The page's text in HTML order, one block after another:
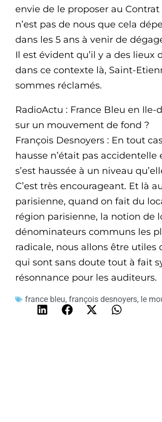
envie de le proposer au
n’est pas de nous que cela
dans les 5 ans à venir de
Il est évident qu’il y a des
dans ce contexte là, Saint-
sommes réclamés.
RadioActu : France Bleu en
sur un mouvement de fond ?
François Desnoyers : En tout
hausse n’était pas
s’est haussée à un niveau
C’est très encourageant. Et là
parisienne, quand on fait du
région parisienne, la notion de
dénominateurs communs les
radicale, nous allons être utiles
qui sont sans doute tout à fait
résonnance pour les auditeurs.
france bleu, françois desnoyers, le